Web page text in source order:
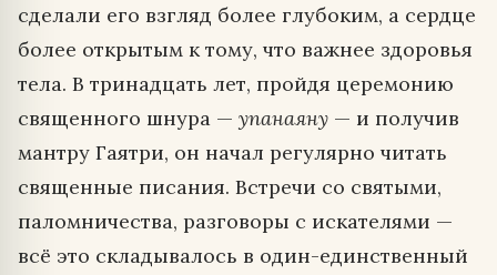
сделали его взгляд более глубоким, а сердце
более открытым к тому, что важнее здоровья
тела. В тринадцать лет, пройдя церемонию
священного шнура — упанаяну — и получив
мантру Гаятри, он начал регулярно читать
священные писания. Встречи со святыми,
паломничества, разговоры с искателями —
всё это складывалось в один-единственный